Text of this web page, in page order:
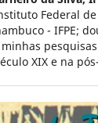
Federal
- IFPE;
minhas
XIX e na